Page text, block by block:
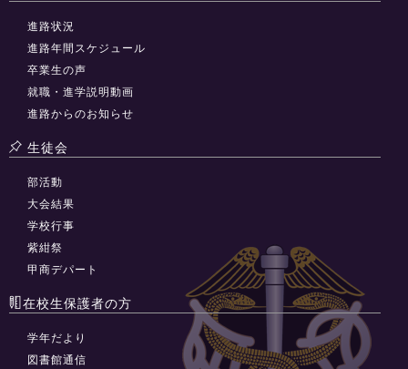
進路状況
進路年間スケジュール
卒業生の声
就職・進学説明動画
進路からのお知らせ
生徒会
部活動
大会結果
学校行事
紫紺祭
甲商デパート
在校生保護者の方
学年だより
図書館通信